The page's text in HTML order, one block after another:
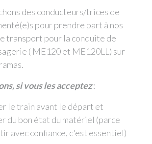
des conducteurs/trices de
pour prendre part à nos
transport pour la conduite de
( ME120 et ME120LL) sur
si vous les acceptez:
le train avant le départ et
du bon état du matériel (parce
avec confiance, c'est essentiel)